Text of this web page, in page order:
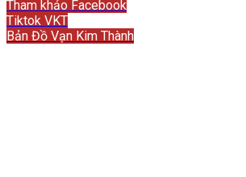
Tham khảo Facebook
Tiktok VKT
Bản Đồ Vạn Kim Thành